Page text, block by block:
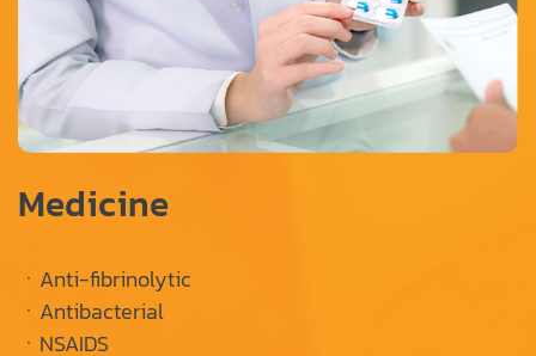
Medicine
ㆍAnti-fibrinolytic
ㆍAntibacterial
ㆍNSAIDS